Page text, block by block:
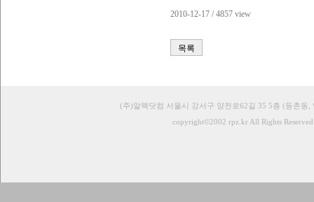
2010-12-17 / 4857 view
목록
(주)알팩닷컴 서울시 강서구 양천로62길 35 5층 (등촌동,
copyright©2002 rpz.kr All Rights